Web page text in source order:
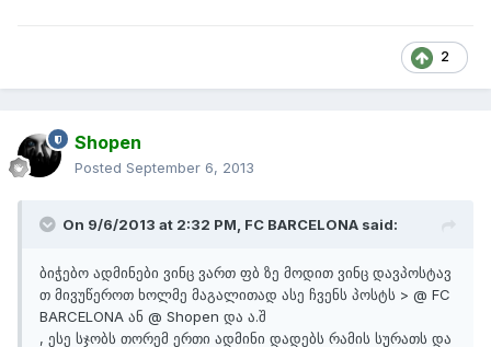
2
Shopen
Posted September 6, 2013
On 9/6/2013 at 2:32 PM, FC BARCELONA said:
ბიჭებო ადმინები ვინც ვართ ფბ ზე მოდით ვინც დავპოსტავ
თ მივუწეროთ ხოლმე მაგალითად ასე ჩვენს პოსტს > @ FC
BARCELONA ან @ Shopen და ა.შ
, ესე სჯობს თორემ ერთი ადმინი დადებს რამის სურათს და